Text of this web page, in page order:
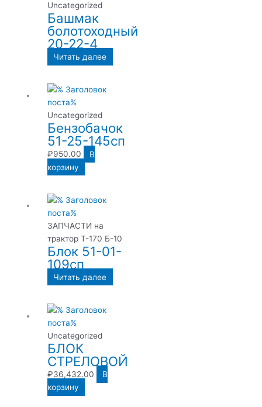
Uncategorized
Башмак
болотоходный
20-22-4
Читать далее
Uncategorized
Бензобачок
51-25-145сп
₽950.00
В
корзину
ЗАПЧАСТИ на
трактор Т-170 Б-10
Блок 51-01-
109сп
Читать далее
Uncategorized
БЛОК
СТРЕЛОВОЙ
₽36,432.00
В
корзину